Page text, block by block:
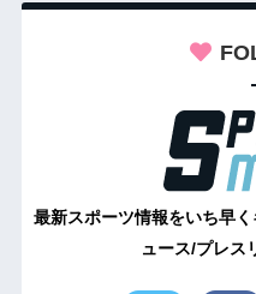
最新スポーツ情報をいち早
ュース/プレス